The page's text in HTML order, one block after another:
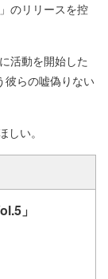
のリリースを控
活動を開始した
彼らの嘘偽りない
い。
」